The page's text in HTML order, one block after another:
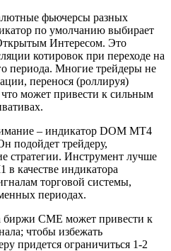
фьючерсы разных
по умолчанию выбирает
Интересом. Это
котировок при переходе на
периода. Многие трейдеры не
перенося (роллируя)
может привести к сильным
– индикатор DOM MT4
подойдет трейдеру,
стратегии. Инструмент лучше
качестве индикатора
торговой системы,
периодах.
биржи CME может привести к
чтобы избежать
придется ограничиться 1-2